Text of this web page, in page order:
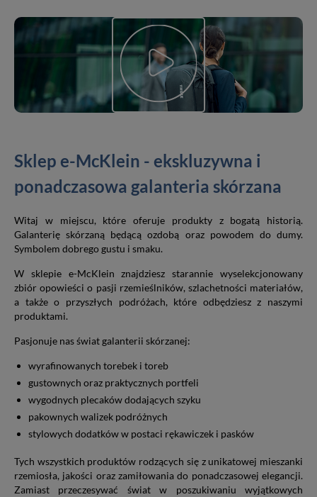
Sklep e-McKlein - ekskluzywna i
ponadczasowa galanteria skórzana
Witaj w miejscu, które oferuje produkty z bogatą historią.
Galanterię skórzaną będącą ozdobą oraz powodem do dumy.
Symbolem dobrego gustu i smaku.
W sklepie e-McKlein znajdziesz starannie wyselekcjonowany
zbiór opowieści o pasji rzemieślników, szlachetności materiałów,
a także o przyszłych podróżach, które odbędziesz z naszymi
produktami.
Pasjonuje nas świat galanterii skórzanej:
wyrafinowanych torebek i toreb
gustownych oraz praktycznych portfeli
wygodnych plecaków dodających szyku
pakownych walizek podróżnych
stylowych dodatków w postaci rękawiczek i pasków
Tych wszystkich produktów rodzących się z unikatowej mieszanki
rzemiosła, jakości oraz zamiłowania do ponadczasowej elegancji.
Zamiast przeczesywać świat w poszukiwaniu wyjątkowych